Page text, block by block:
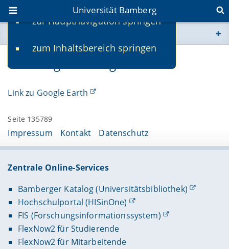
zur Hauptnavigation springen
zum Inhaltsbereich springen
Universität Bamberg
www.uni-bamberg.de
Bamberg auf Google Earth
Link zu Google Earth
Seite 135789
Impressum Kontakt Datenschutz
Zentrale Online-Services
Bamberger Katalog (Universitätsbibliothek)
Hochschulportal (HISinOne)
FIS (Forschungsinformationssystem)
FlexNow2 für Studierende
FlexNow2 für Mitarbeitende